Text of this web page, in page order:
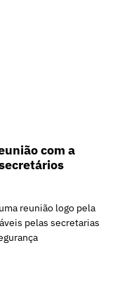
com a
reunião logo pela
pelas secretarias